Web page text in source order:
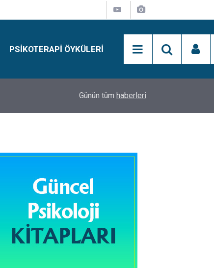
PSIKOTERAPI ÖYKÜLERI
Simon Says Dikkat Programı Nedir?
Günün tüm haberleri